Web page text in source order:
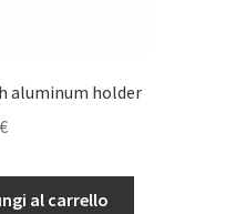
aluminum holder
€
al carrello